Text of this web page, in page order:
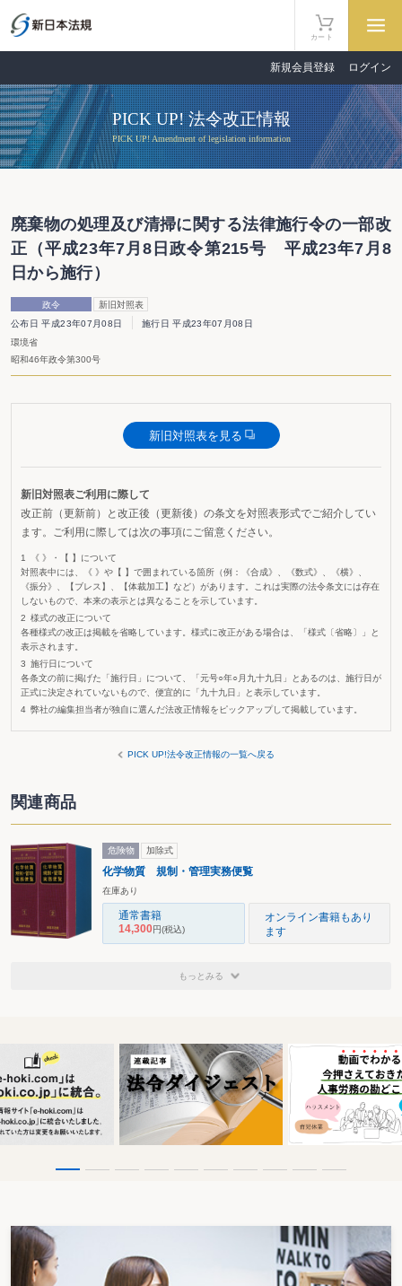
カート
新規会員登録 ログイン
PICK UP! 法令改正情報
PICK UP! Amendment of legislation information
廃棄物の処理及び清掃に関する法律施行令の一部改
正（平成23年7月8日政令第215号 平成23年7月8
日から施行）
政令
新旧対照表
公布日 平成23年07月08日
施行日 平成23年07月08日
環境省
昭和46年政令第300号
新旧対照表を見る
新旧対照表ご利用に際して
改正前（更新前）と改正後（更新後）の条文を対照表形式でご紹介してい
ます。ご利用に際しては次の事項にご留意ください。
《 》・【 】について
対照表中には、《 》や【 】で囲まれている箇所（例：《合成》、《数式》、《横》、
《振分》、【ブレス】、【体裁加工】など）があります。これは実際の法令条文には存在
しないもので、本来の表示とは異なることを示しています。
様式の改正について
各種様式の改正は掲載を省略しています。様式に改正がある場合は、「様式〔省略〕」と
表示されます。
施行日について
各条文の前に掲げた「施行日」について、「元号○年○月九十九日」とあるのは、施行日が
正式に決定されていないもので、便宜的に「九十九日」と表示しています。
弊社の編集担当者が独自に選んだ法改正情報をピックアップして掲載しています。
PICK UP!法令改正情報の一覧へ戻る
関連商品
危険物 加除式
化学物質 規制・管理実務便覧
在庫あり
通常書籍
14,300円(税込)
オンライン書籍もあり
ます
もっとみる